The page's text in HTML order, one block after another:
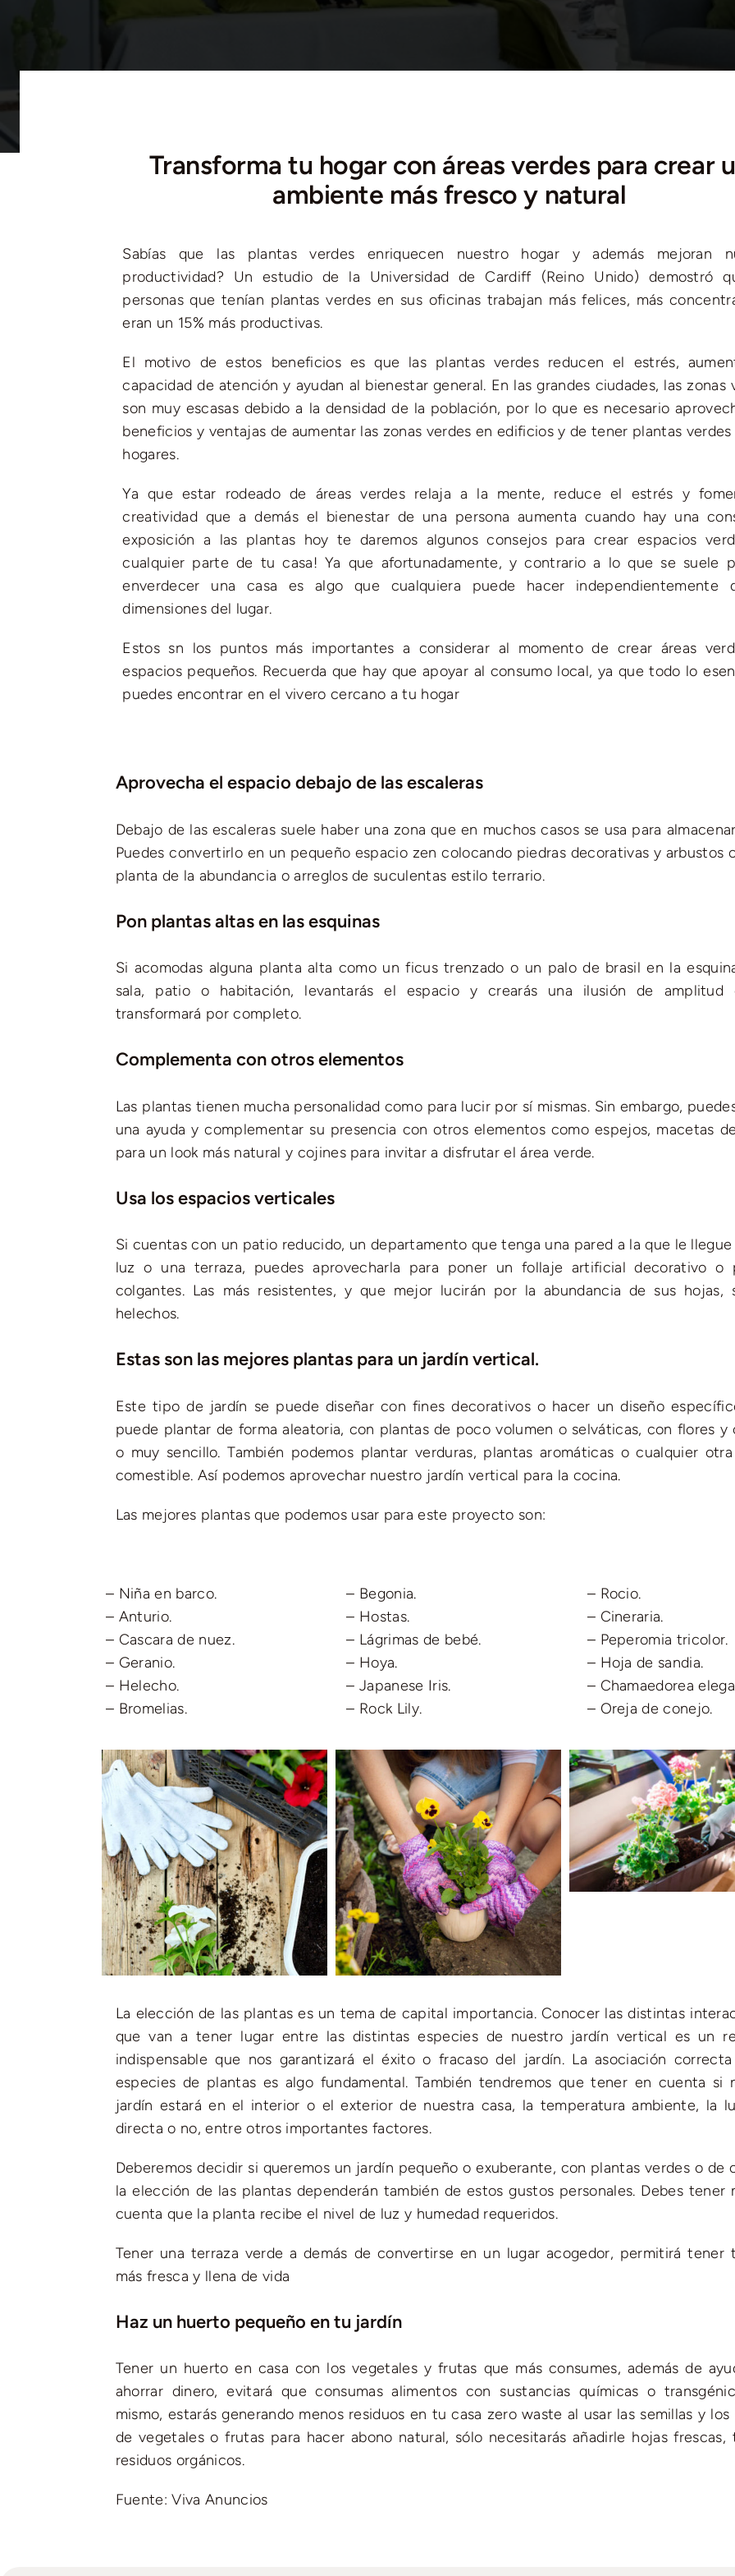
Transforma tu hogar con áreas verdes para crear
ambiente más fresco y natural
Sabías que las plantas verdes enriquecen nuestro hogar y además mejoran
productividad? Un estudio de la Universidad de Cardiff (Reino Unido) demostró
personas que tenían plantas verdes en sus oficinas trabajan más felices, más
eran un 15% más productivas.
El motivo de estos beneficios es que las plantas verdes reducen el estrés,
capacidad de atención y ayudan al bienestar general. En las grandes ciudades, las zonas
son muy escasas debido a la densidad de la población, por lo que es necesario
beneficios y ventajas de aumentar las zonas verdes en edificios y de tener plantas verdes
hogares.
Ya que estar rodeado de áreas verdes relaja a la mente, reduce el estrés y
creatividad que a demás el bienestar de una persona aumenta cuando hay una
exposición a las plantas hoy te daremos algunos consejos para crear espacios
cualquier parte de tu casa! Ya que afortunadamente, y contrario a lo que se suele
enverdecer una casa es algo que cualquiera puede hacer independientemente
dimensiones del lugar.
Estos sn los puntos más importantes a considerar al momento de crear áreas
espacios pequeños. Recuerda que hay que apoyar al consumo local, ya que todo lo
puedes encontrar en el vivero cercano a tu hogar
Aprovecha el espacio debajo de las escaleras
Debajo de las escaleras suele haber una zona que en muchos casos se usa para
Puedes convertirlo en un pequeño espacio zen colocando piedras decorativas y arbustos
planta de la abundancia o arreglos de suculentas estilo terrario.
Pon plantas altas en las esquinas
Si acomodas alguna planta alta como un ficus trenzado o un palo de brasil en la
sala, patio o habitación, levantarás el espacio y crearás una ilusión de amplitud
transformará por completo.
Complementa con otros elementos
Las plantas tienen mucha personalidad como para lucir por sí mismas. Sin embargo,
una ayuda y complementar su presencia con otros elementos como espejos, macetas
para un look más natural y cojines para invitar a disfrutar el área verde.
Usa los espacios verticales
Si cuentas con un patio reducido, un departamento que tenga una pared a la que le
luz o una terraza, puedes aprovecharla para poner un follaje artificial decorativo o
colgantes. Las más resistentes, y que mejor lucirán por la abundancia de sus hojas,
helechos.
Estas son las mejores plantas para un jardín vertical.
Este tipo de jardín se puede diseñar con fines decorativos o hacer un diseño
puede plantar de forma aleatoria, con plantas de poco volumen o selváticas, con flores y
o muy sencillo. También podemos plantar verduras, plantas aromáticas o cualquier
comestible. Así podemos aprovechar nuestro jardín vertical para la cocina.
Las mejores plantas que podemos usar para este proyecto son:
– Niña en barco.
– Anturio.
– Cascara de nuez.
– Geranio.
– Helecho.
– Bromelias.
– Begonia.
– Hostas.
– Lágrimas de bebé.
– Hoya.
– Japanese Iris.
– Rock Lily.
– Rocio.
– Cineraria.
– Peperomia tricolor.
– Hoja de sandia.
– Chamaedorea
– Oreja de conejo.
La elección de las plantas es un tema de capital importancia. Conocer las distintas
que van a tener lugar entre las distintas especies de nuestro jardín vertical es un
indispensable que nos garantizará el éxito o fracaso del jardín. La asociación
especies de plantas es algo fundamental. También tendremos que tener en cuenta si
jardín estará en el interior o el exterior de nuestra casa, la temperatura ambiente, la
directa o no, entre otros importantes factores.
Deberemos decidir si queremos un jardín pequeño o exuberante, con plantas verdes o de
la elección de las plantas dependerán también de estos gustos personales. Debes tener
cuenta que la planta recibe el nivel de luz y humedad requeridos.
Tener una terraza verde a demás de convertirse en un lugar acogedor, permitirá tener
más fresca y llena de vida
Haz un huerto pequeño en tu jardín
Tener un huerto en casa con los vegetales y frutas que más consumes, además de
ahorrar dinero, evitará que consumas alimentos con sustancias químicas o
mismo, estarás generando menos residuos en tu casa zero waste al usar las semillas y los
de vegetales o frutas para hacer abono natural, sólo necesitarás añadirle hojas frescas,
residuos orgánicos.
Fuente: Viva Anuncios